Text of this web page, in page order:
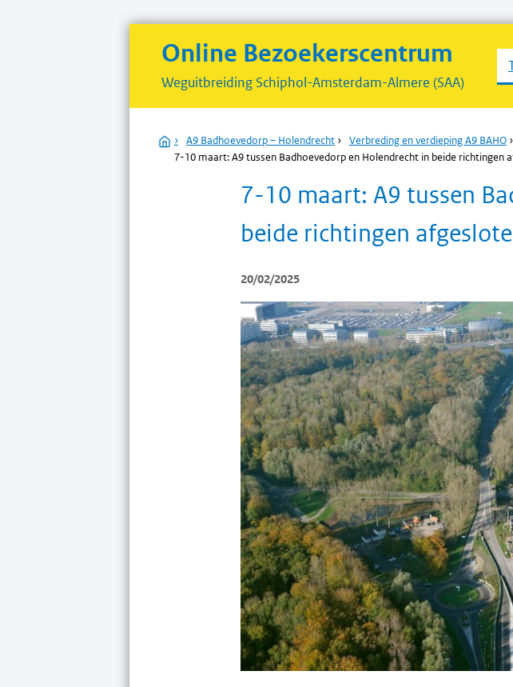
Online Bezoekerscentrum
Weguitbreiding Schiphol-Amsterdam-Almere (SAA)
Home
› A9 Badhoevedorp – Holendrecht › Verbreding en verdieping A9 BAHO ›
7-10 maart: A9 tussen Badhoevedorp en Holendrecht in beide richtingen
7-10 maart: A9 tussen
beide richtingen
20/02/2025